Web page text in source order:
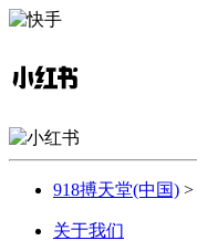
918搏天堂(中国) >
关于我们